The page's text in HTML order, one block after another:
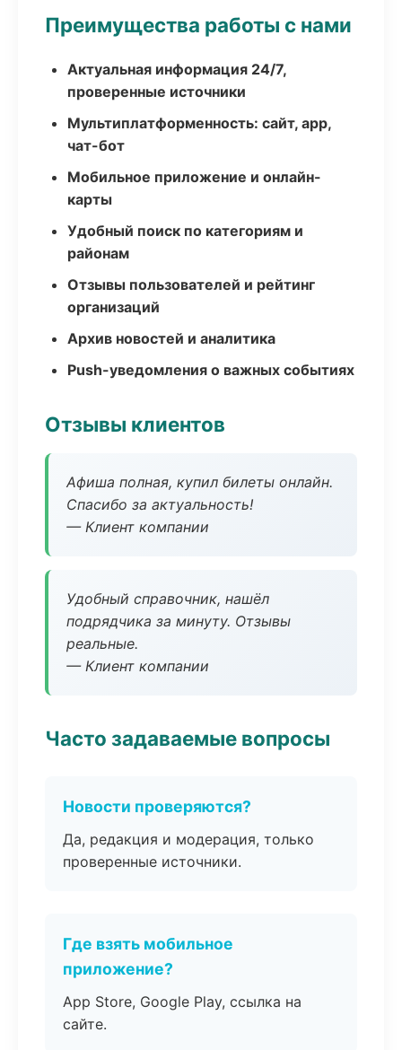
Преимущества работы с нами
Актуальная информация 24/7,
проверенные источники
Мультиплатформенность: сайт, app,
чат-бот
Мобильное приложение и онлайн-
карты
Удобный поиск по категориям и
районам
Отзывы пользователей и рейтинг
организаций
Архив новостей и аналитика
Push-уведомления о важных событиях
Отзывы клиентов
Афиша полная, купил билеты онлайн.
Спасибо за актуальность!
— Клиент компании
Удобный справочник, нашёл
подрядчика за минуту. Отзывы
реальные.
— Клиент компании
Часто задаваемые вопросы
Новости проверяются?
Да, редакция и модерация, только
проверенные источники.
Где взять мобильное
приложение?
App Store, Google Play, ссылка на
сайте.